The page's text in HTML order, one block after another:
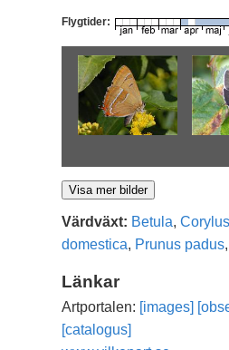
Flygtider:
Värdväxt: Betula, Corylus
domestica, Prunus padus
Länkar
Artportalen: [images]
[catalogus]